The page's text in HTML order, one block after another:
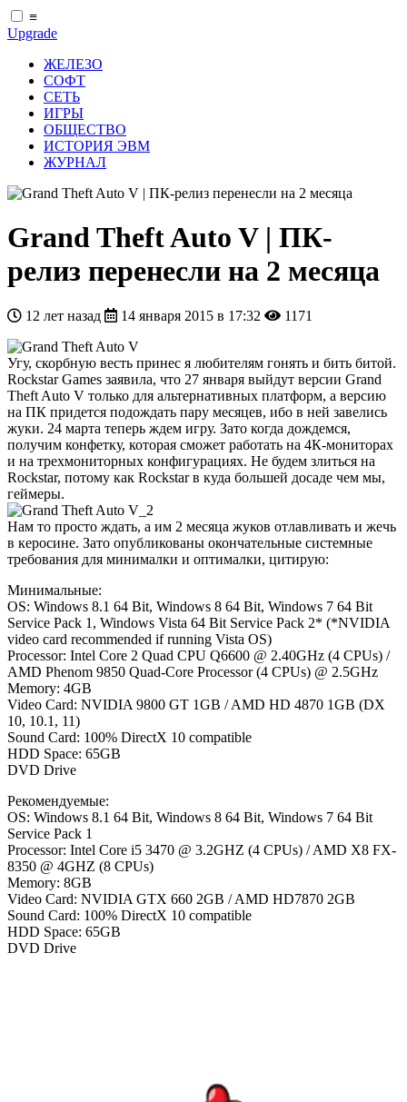
≡
Upgrade
ЖЕЛЕЗО
СОФТ
СЕТЬ
ИГРЫ
ОБЩЕСТВО
ИСТОРИЯ ЭВМ
ЖУРНАЛ
Grand Theft Auto V | ПК-
релиз перенесли на 2 месяца
12 лет назад 14 января 2015 в 17:32 1171
Угу, скорбную весть принес я любителям гонять и бить битой.
Rockstar Games заявила, что 27 января выйдут версии Grand
Theft Auto V только для альтернативных платформ, а версию
на ПК придется подождать пару месяцев, ибо в ней завелись
жуки. 24 марта теперь ждем игру. Зато когда дождемся,
получим конфетку, которая сможет работать на 4К-мониторах
и на трехмониторных конфигурациях. Не будем злиться на
Rockstar, потому как Rockstar в куда большей досаде чем мы,
геймеры.
Нам то просто ждать, а им 2 месяца жуков отлавливать и жечь
в керосине. Зато опубликованы окончательные системные
требования для минималки и оптималки, цитирую:
Минимальные:
OS: Windows 8.1 64 Bit, Windows 8 64 Bit, Windows 7 64 Bit
Service Pack 1, Windows Vista 64 Bit Service Pack 2* (*NVIDIA
video card recommended if running Vista OS)
Processor: Intel Core 2 Quad CPU Q6600 @ 2.40GHz (4 CPUs) /
AMD Phenom 9850 Quad-Core Processor (4 CPUs) @ 2.5GHz
Memory: 4GB
Video Card: NVIDIA 9800 GT 1GB / AMD HD 4870 1GB (DX
10, 10.1, 11)
Sound Card: 100% DirectX 10 compatible
HDD Space: 65GB
DVD Drive
Рекомендуемые:
OS: Windows 8.1 64 Bit, Windows 8 64 Bit, Windows 7 64 Bit
Service Pack 1
Processor: Intel Core i5 3470 @ 3.2GHZ (4 CPUs) / AMD X8 FX-
8350 @ 4GHZ (8 CPUs)
Memory: 8GB
Video Card: NVIDIA GTX 660 2GB / AMD HD7870 2GB
Sound Card: 100% DirectX 10 compatible
HDD Space: 65GB
DVD Drive